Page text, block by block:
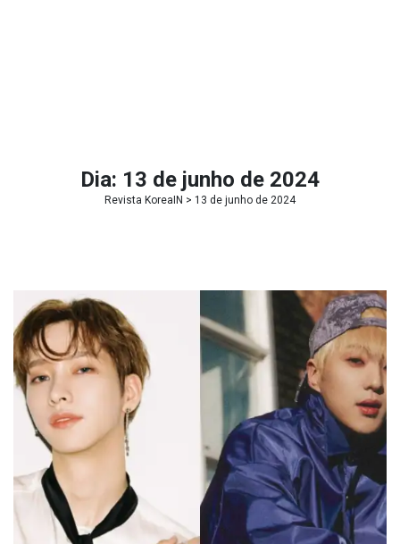
Dia: 13 de junho de 2024
Revista KoreaIN > 13 de junho de 2024